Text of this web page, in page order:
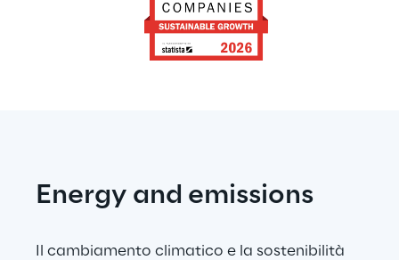
Energy and emissions
Il cambiamento climatico e la sostenibilità